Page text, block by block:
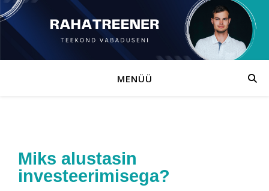
MENÜÜ
Miks alustasin
investeerimisega?